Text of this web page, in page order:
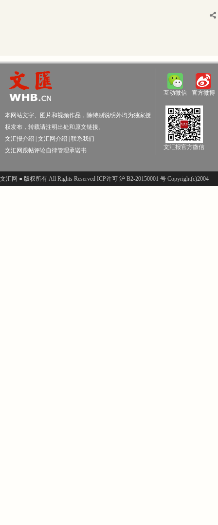
本网站文字、图片和视频作品，除特别说明外均为独家授
权发布，转载请注明出处和原文链接。
文汇报介绍
文汇网介绍
联系我们
文汇网跟帖评论自律管理承诺书
互动微信 官方微博
文汇报官方微信
文汇网 ● 版权所有 All Rights Reserved ICP许可 沪 B2-20150001 号 Copyright(c)2004